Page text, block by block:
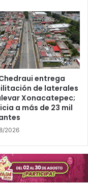
entrega
de laterales
Xonacatepec;
a más de 23 mil
2026